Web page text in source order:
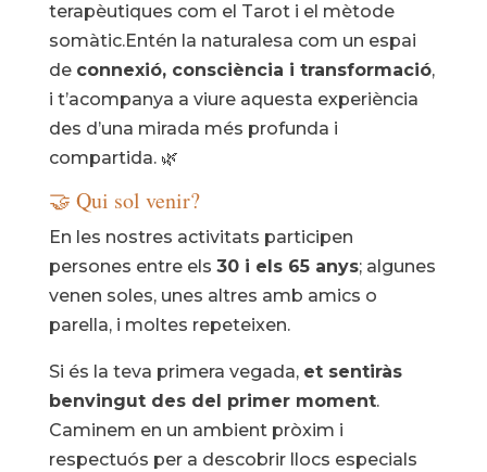
terapèutiques com el Tarot i el mètode
somàtic.Entén la naturalesa com un espai
de connexió, consciència i transformació,
i t’acompanya a viure aquesta experiència
des d’una mirada més profunda i
compartida. 🌿
🤝 Qui sol venir?
En les nostres activitats participen
persones entre els 30 i els 65 anys; algunes
venen soles, unes altres amb amics o
parella, i moltes repeteixen.
Si és la teva primera vegada, et sentiràs
benvingut des del primer moment.
Caminem en un ambient pròxim i
respectuós per a descobrir llocs especials